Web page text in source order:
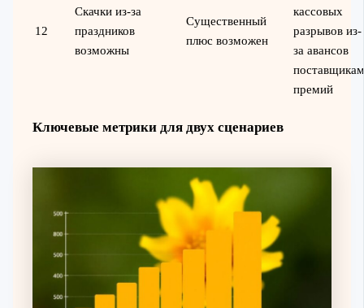
12
Скачки из-за
праздников
возможны
Существенный
плюс возможен
кассовых
разрывов из-
за авансов
премий
Ключевые метрики для двух сценариев